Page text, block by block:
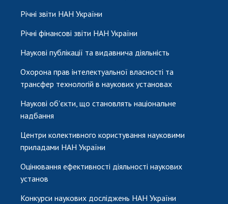
Річні звіти НАН України
Річні фінансові звіти НАН України
Наукові публікації та видавнича діяльність
Охорона прав інтелектуальної власності та
трансфер технологій в наукових установах
Наукові об'єкти, що становлять національне
надбання
Центри колективного користування науковими
приладами НАН України
Оцінювання ефективності діяльності наукових
установ
Конкурси наукових досліджень НАН України